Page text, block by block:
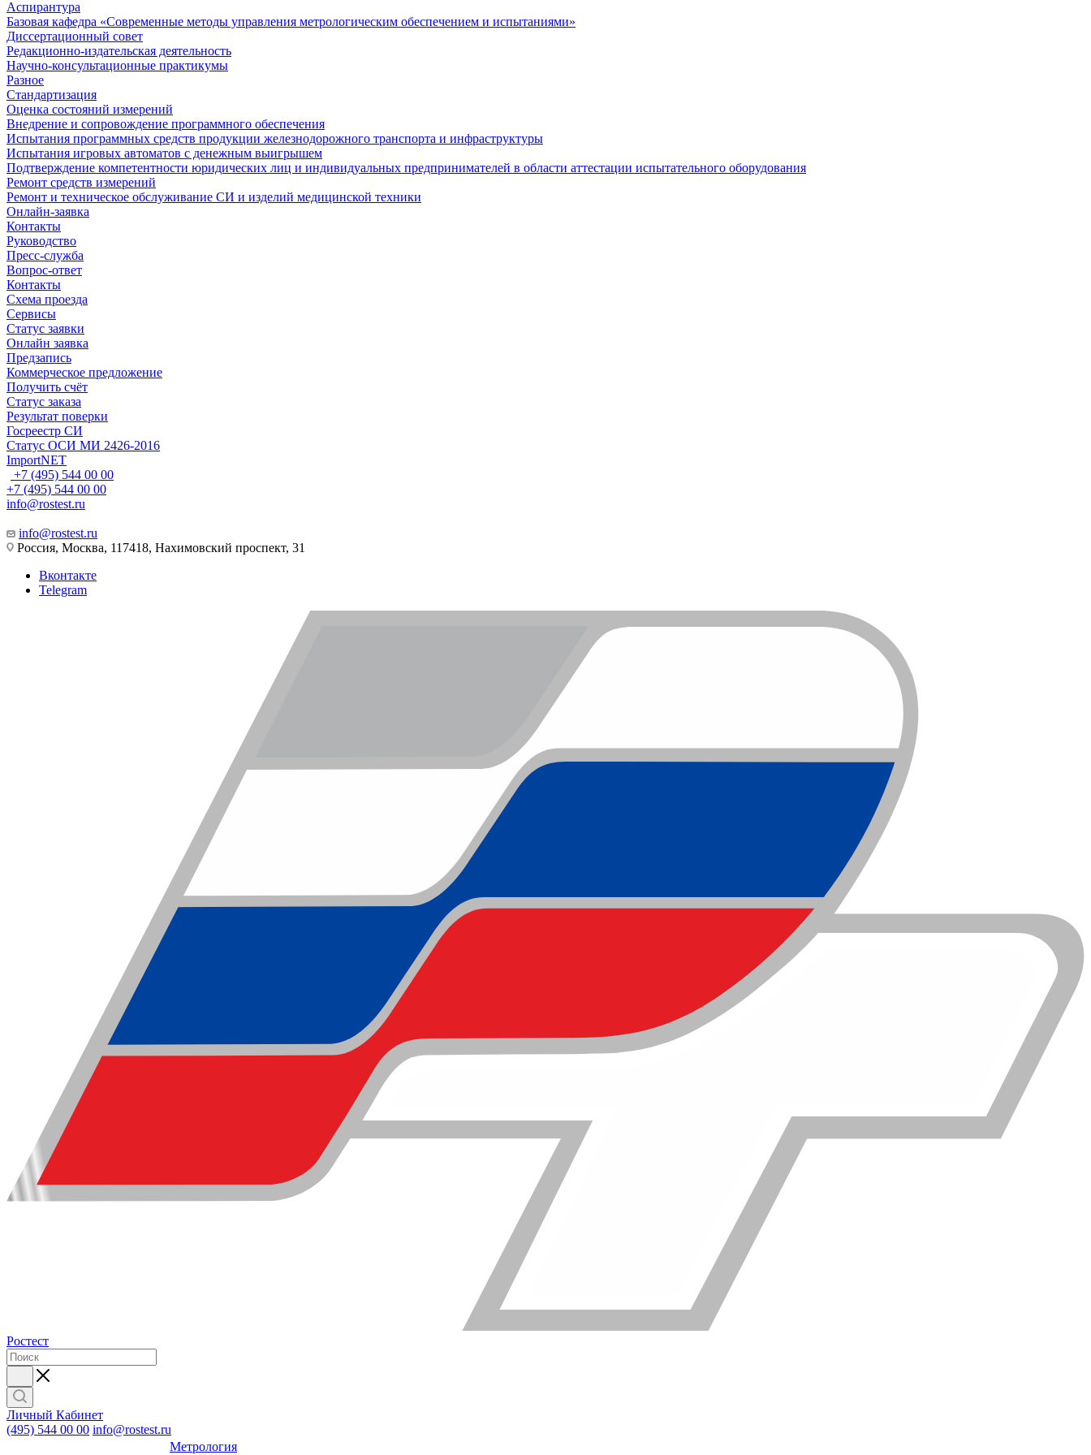
Аспирантура
Базовая кафедра «Современные методы управления метрологическим обеспечением и испытаниями»
Диссертационный совет
Редакционно-издательская деятельность
Научно-консультационные практикумы
Разное
Стандартизация
Оценка состояний измерений
Внедрение и сопровождение программного обеспечения
Испытания программных средств продукции железнодорожного транспорта и инфраструктуры
Испытания игровых автоматов с денежным выигрышем
Подтверждение компетентности юридических лиц и индивидуальных предпринимателей в области аттестации испытательного оборудования
Ремонт средств измерений
Ремонт и техническое обслуживание СИ и изделий медицинской техники
Онлайн-заявка
Контакты
Руководство
Пресс-служба
Вопрос-ответ
Контакты
Схема проезда
Сервисы
Статус заявки
Онлайн заявка
Предзапись
Коммерческое предложение
Получить счёт
Статус заказа
Результат поверки
Госреестр СИ
Статус ОСИ МИ 2426-2016
ImportNET
+7 (495) 544 00 00
+7 (495) 544 00 00
info@rostest.ru
info@rostest.ru
Россия, Москва, 117418, Нахимовский проспект, 31
Вконтакте
Telegram
Ростест
Личный Кабинет
(495) 544 00 00 info@rostest.ru
Метрология